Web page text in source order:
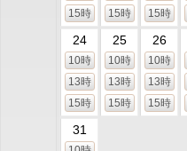
15時
15時
15時
24
10時
13時
15時
25
10時
13時
15時
26
10時
13時
15時
31